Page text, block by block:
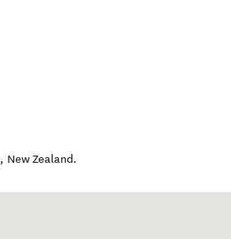
, New Zealand.